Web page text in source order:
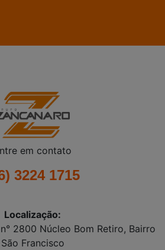
em contato
3224 1715
Localização:
2800 Núcleo Bom Retiro, Bairro
São Francisco